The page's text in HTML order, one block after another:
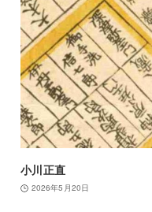
小川正直
2026年5月20日